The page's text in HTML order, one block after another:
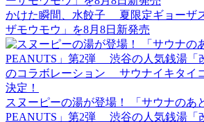
かけた瞬間、水餃子 夏限定ギョーザ
ザモウモウ」を8月8日新発売
スヌーピーの湯が登場！ 「サウナのあ
PEANUTS」第2弾 渋谷の人気銭湯「